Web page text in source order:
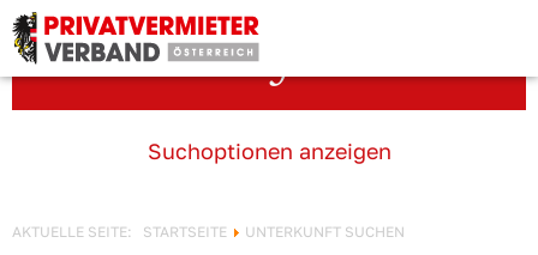
Unterkunft suchen
Suchoptionen anzeigen
AKTUELLE SEITE: STARTSEITE UNTERKUNFT SUCHEN